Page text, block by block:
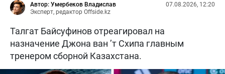
Автор: Умербеков Владислав
Эксперт, редактор Offside.kz
07.08.2026, 12:20
Талгат Байсуфинов отреагировал на
назначение Джона ван ’т Схипа главным
тренером сборной Казахстана.